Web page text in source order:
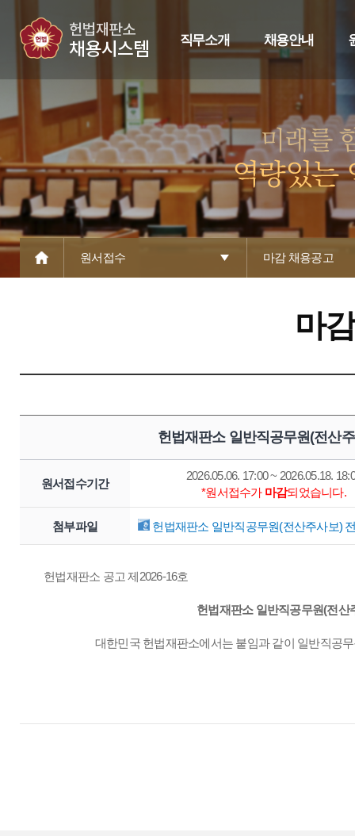
직무소개 채용안내
원서접수 마감 채용공고
마
헌법재판소 일반직공무원(전산
원서접수기간
2026.05.06. 17:00 ~ 2026.05.18.
*원서접수가 마감되었습니다.
첨부파일 헌법재판소 일반직공무원(전산주사보)
헌법재판소 공고 제2026-16호
헌법재판소 일반직공무원(전산
대한민국 헌법재판소에서는 붙임과 같이 일반직공